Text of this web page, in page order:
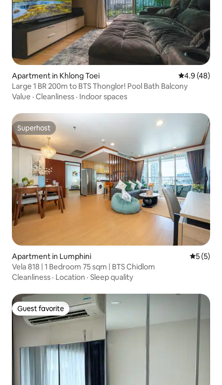
Apartment in Khlong Toei 4.9 out of 5
4.9 (48)
Large 1 BR 200m to BTS Thonglor! Pool Bath Balcony
Value · Cleanliness · Indoor spaces
Superhost
Superhost
Apartment in Lumphini 5 out of
5 (5)
Vela 818 | 1 Bedroom 75 sqm | BTS Chidlom
Cleanliness · Location · Sleep quality
Guest favorite
Guest favorite